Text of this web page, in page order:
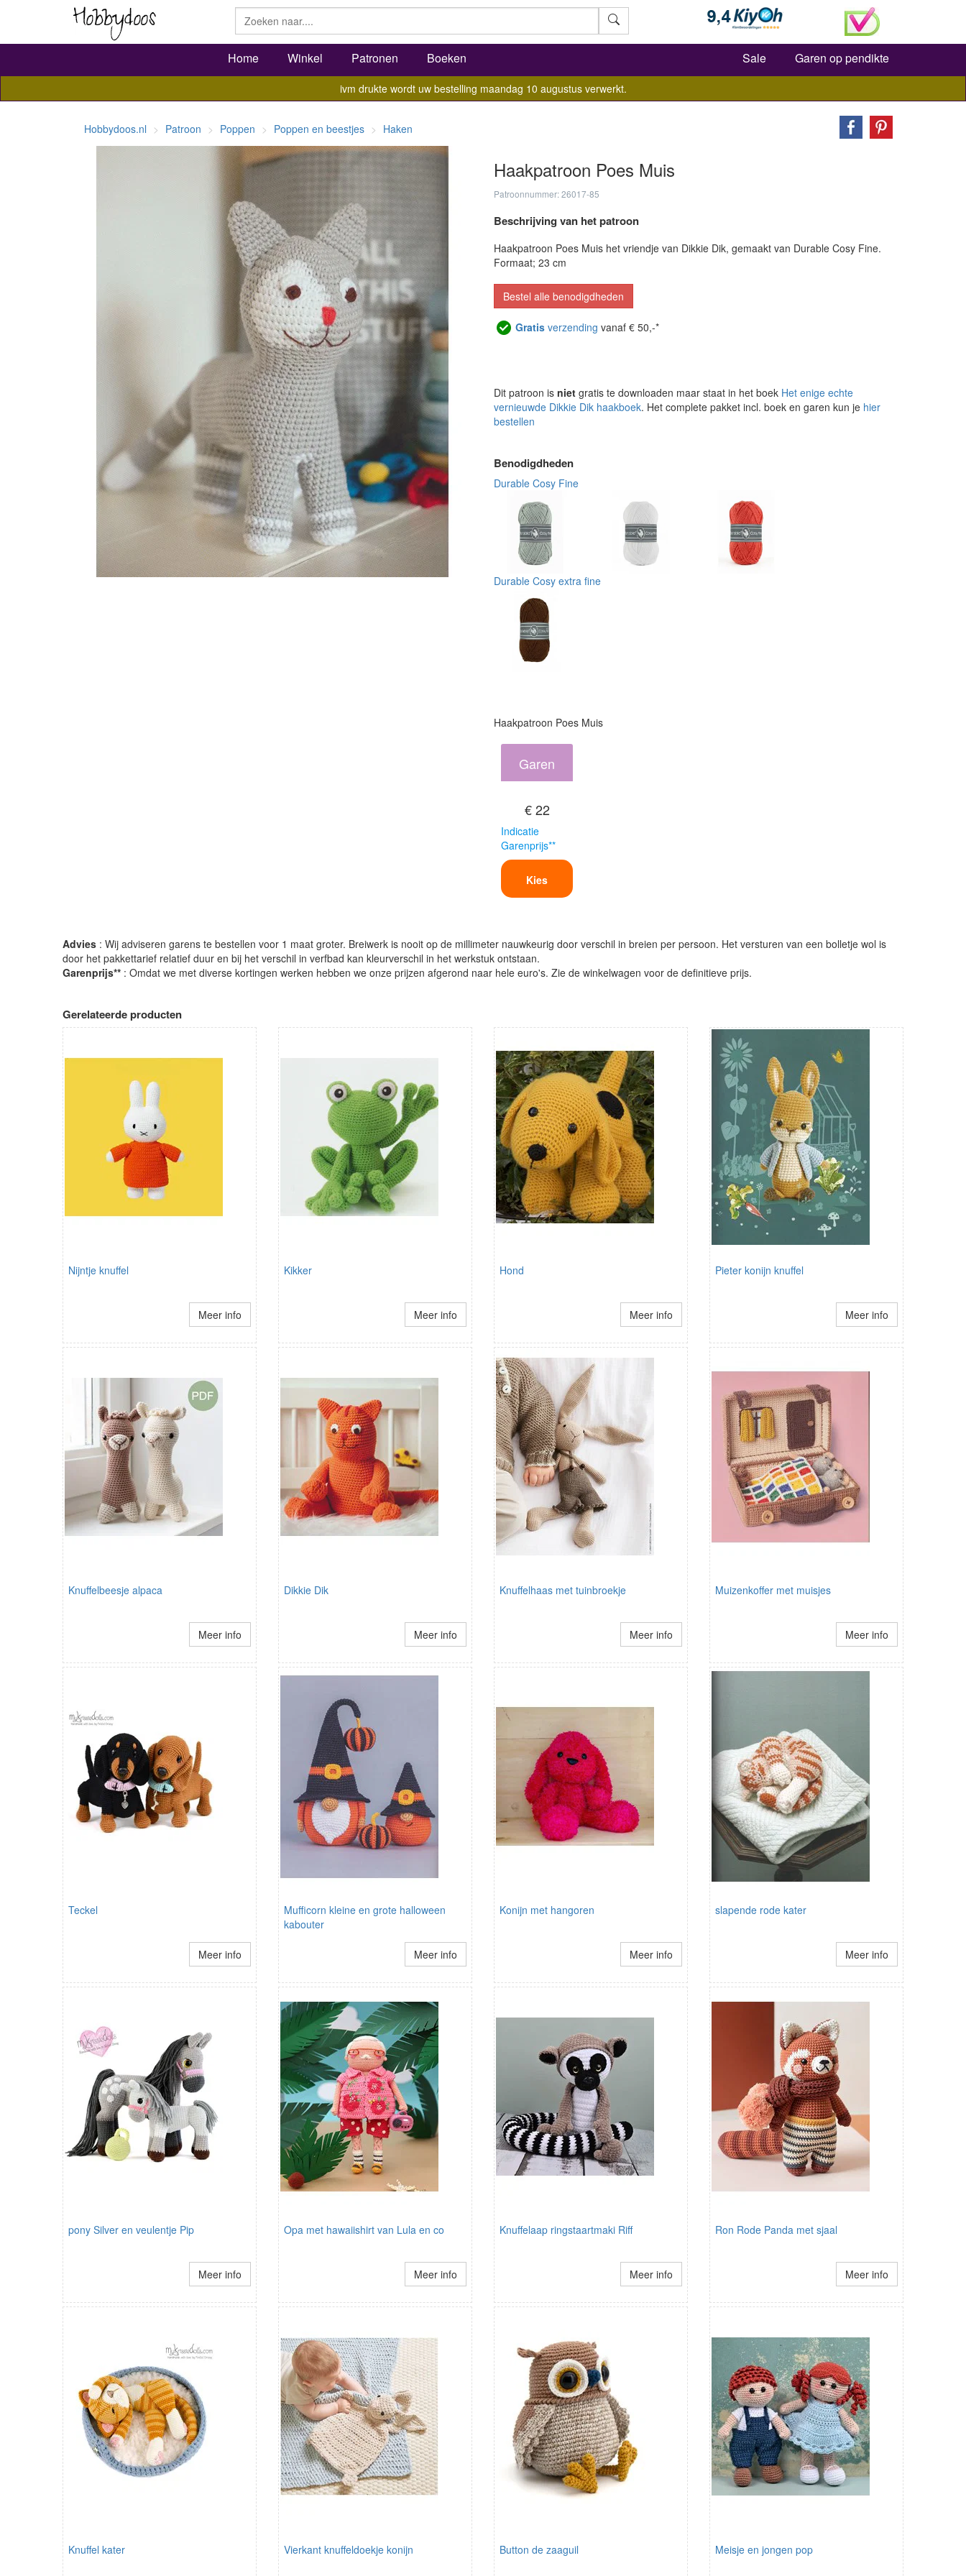
Zoeken
Home Winkel Patronen Boeken Sale Garen op pendikte
ivm drukte wordt uw bestelling maandag 10 augustus verwerkt.
Hobbydoos.nl Patroon Poppen Poppen en beestjes Haken
Haakpatroon Poes Muis
Patroonnummer: 26017-85
Beschrijving van het patroon
Haakpatroon Poes Muis het vriendje van Dikkie Dik, gemaakt van Durable Cosy Fine.
Formaat; 23 cm
Bestel alle benodigdheden
Gratis verzending vanaf € 50,-*
Dit patroon is niet gratis te downloaden maar staat in het boek Het enige echte
vernieuwde Dikkie Dik haakboek. Het complete pakket incl. boek en garen kun je hier
bestellen
Benodigdheden
Durable Cosy Fine
Durable Cosy extra fine
Haakpatroon Poes Muis
Garen
€ 22
Indicatie
Garenprijs**
Kies
Advies : Wij adviseren garens te bestellen voor 1 maat groter. Breiwerk is nooit op de millimeter nauwkeurig door verschil in breien per persoon. Het versturen van een bolletje wol is
door het pakkettarief relatief duur en bij het verschil in verfbad kan kleurverschil in het werkstuk ontstaan.
Garenprijs** : Omdat we met diverse kortingen werken hebben we onze prijzen afgerond naar hele euro's. Zie de winkelwagen voor de definitieve prijs.
Gerelateerde producten
Nijntje knuffel
Meer info
Kikker
Meer info
Hond
Meer info
Pieter konijn knuffel
Meer info
Knuffelbeesje alpaca
Meer info
Dikkie Dik
Meer info
Knuffelhaas met tuinbroekje
Meer info
Muizenkoffer met muisjes
Meer info
Teckel
Meer info
Mufficorn kleine en grote halloween
kabouter
Meer info
Konijn met hangoren
Meer info
slapende rode kater
Meer info
pony Silver en veulentje Pip
Meer info
Opa met hawaiishirt van Lula en co
Meer info
Knuffelaap ringstaartmaki Riff
Meer info
Ron Rode Panda met sjaal
Meer info
Knuffel kater Vierkant knuffeldoekje konijn Button de zaaguil Meisje en jongen pop